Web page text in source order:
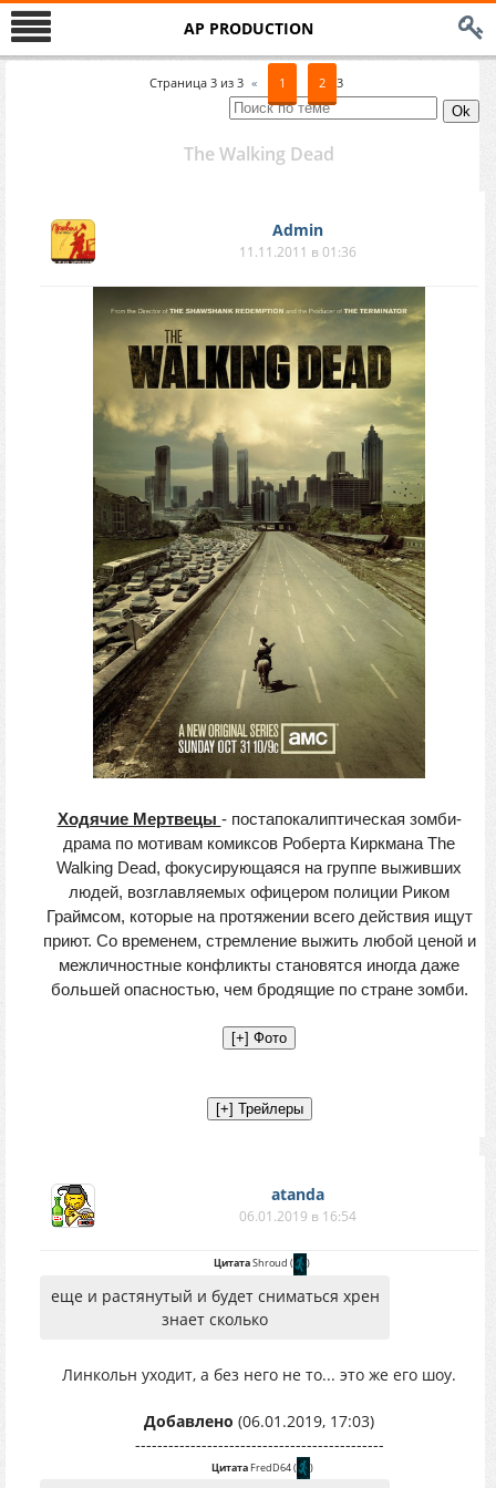
AP PRODUCTION
Страница 3 из 3 « 1 2 3
The Walking Dead
Аdmin
11.11.2011 в 01:36
Ходячие Мертвецы - постапокалиптическая зомби-
драма по мотивам комиксов Роберта Киркмана The
Walking Dead, фокусирующаяся на группе выживших
людей, возглавляемых офицером полиции Риком
Граймсом, которые на протяжении всего действия ищут
приют. Со временем, стремление выжить любой ценой и
межличностные конфликты становятся иногда даже
большей опасностью, чем бродящие по стране зомби.
atanda
06.01.2019 в 16:54
ЦитатаShroud ( )
еще и растянутый и будет сниматься хрен
знает сколько
Линкольн уходит, а без него не то... это же его шоу.
Добавлено (06.01.2019, 17:03)
---------------------------------------------
ЦитатаFredD64( )